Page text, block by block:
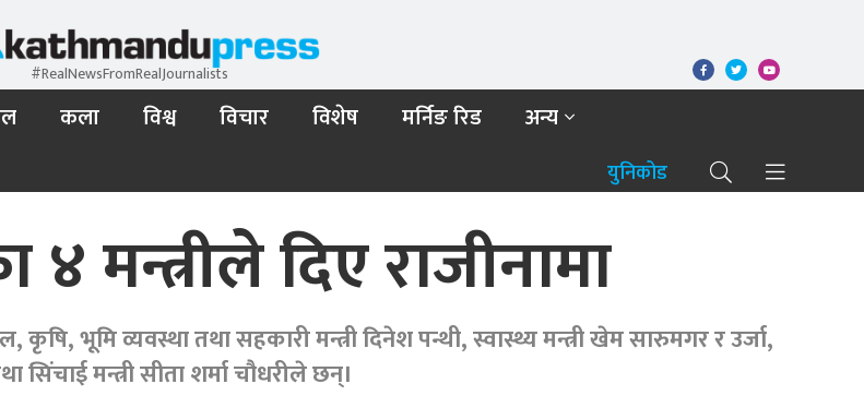
#RealNewsFromRealJournalists
कला विश्व विचार विशेष मर्निङ रिड अन्य
युनिकोड
४ मन्त्रीले दिए राजीनामा
कृषि, भूमि व्यवस्था तथा सहकारी मन्त्री दिनेश पन्थी, स्वास्थ्य मन्त्री खेम सारुमगर र उर्जा,
सिंचाई मन्त्री सीता शर्मा चौधरीले छन्।